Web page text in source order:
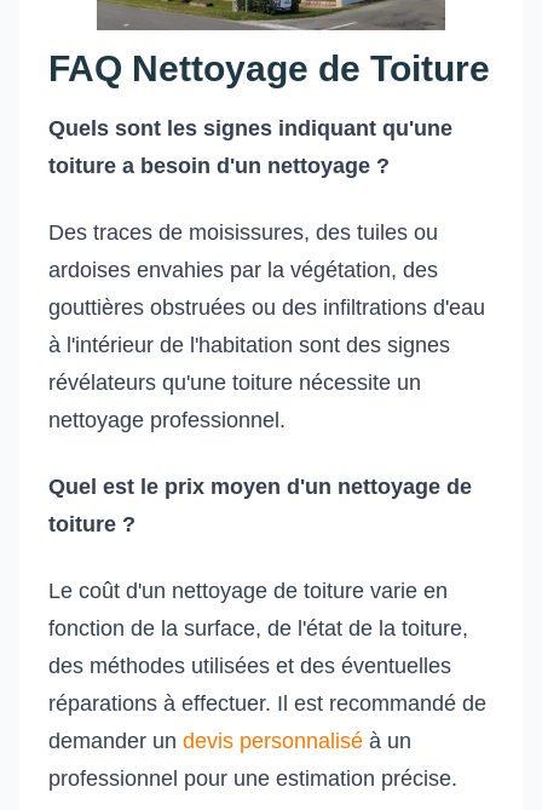
FAQ Nettoyage de Toiture
Quels sont les signes indiquant qu'une
toiture a besoin d'un nettoyage ?
Des traces de moisissures, des tuiles ou
ardoises envahies par la végétation, des
gouttières obstruées ou des infiltrations d'eau
à l'intérieur de l'habitation sont des signes
révélateurs qu'une toiture nécessite un
nettoyage professionnel.
Quel est le prix moyen d'un nettoyage de
toiture ?
Le coût d'un nettoyage de toiture varie en
fonction de la surface, de l'état de la toiture,
des méthodes utilisées et des éventuelles
réparations à effectuer. Il est recommandé de
demander un devis personnalisé à un
professionnel pour une estimation précise.